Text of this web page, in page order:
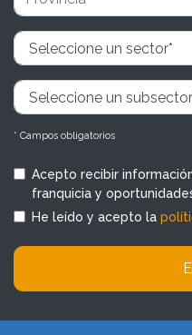
* Campos obligatorios
Acepto recibir
franquicia y
He leído y acepto la